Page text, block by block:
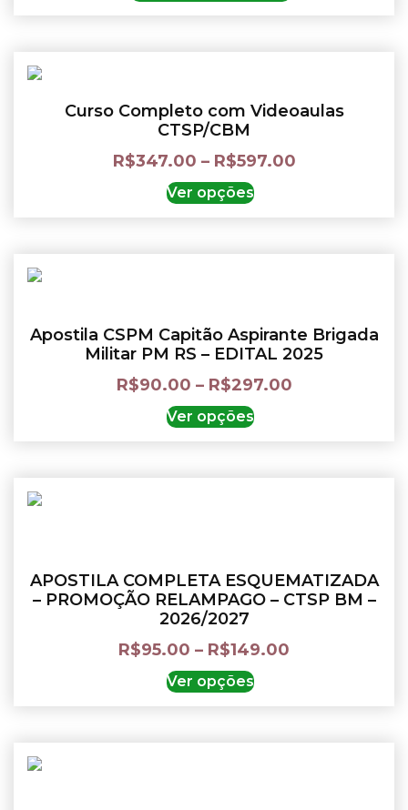
Curso Completo com Videoaulas
CTSP/CBM
R$347.00 – R$597.00
Ver opções
Apostila CSPM Capitão Aspirante Brigada
Militar PM RS – EDITAL 2025
R$90.00 – R$297.00
Ver opções
APOSTILA COMPLETA ESQUEMATIZADA
– PROMOÇÃO RELAMPAGO – CTSP BM –
2026/2027
R$95.00 – R$149.00
Ver opções